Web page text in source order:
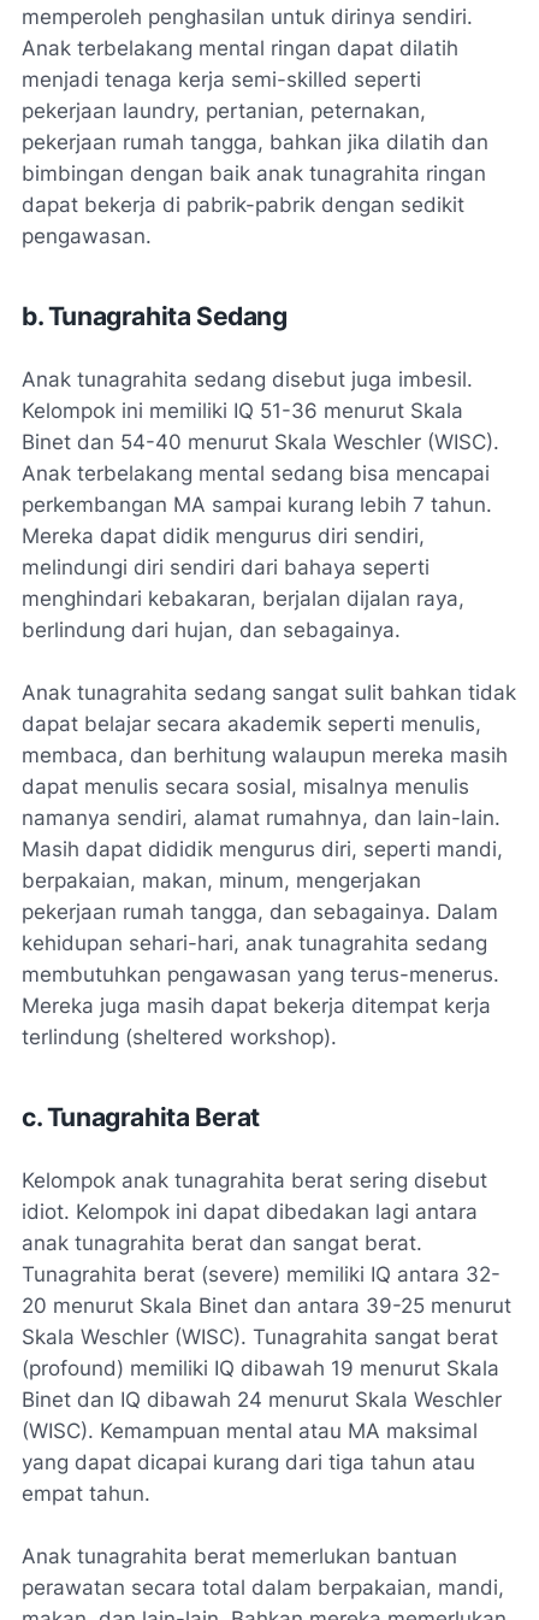
memperoleh penghasilan untuk dirinya sendiri.
Anak terbelakang mental ringan dapat dilatih
menjadi tenaga kerja semi-skilled seperti
pekerjaan laundry, pertanian, peternakan,
pekerjaan rumah tangga, bahkan jika dilatih dan
bimbingan dengan baik anak tunagrahita ringan
dapat bekerja di pabrik-pabrik dengan sedikit
pengawasan.
b. Tunagrahita Sedang
Anak tunagrahita sedang disebut juga imbesil.
Kelompok ini memiliki IQ 51-36 menurut Skala
Binet dan 54-40 menurut Skala Weschler (WISC).
Anak terbelakang mental sedang bisa mencapai
perkembangan MA sampai kurang lebih 7 tahun.
Mereka dapat didik mengurus diri sendiri,
melindungi diri sendiri dari bahaya seperti
menghindari kebakaran, berjalan dijalan raya,
berlindung dari hujan, dan sebagainya.
Anak tunagrahita sedang sangat sulit bahkan tidak
dapat belajar secara akademik seperti menulis,
membaca, dan berhitung walaupun mereka masih
dapat menulis secara sosial, misalnya menulis
namanya sendiri, alamat rumahnya, dan lain-lain.
Masih dapat dididik mengurus diri, seperti mandi,
berpakaian, makan, minum, mengerjakan
pekerjaan rumah tangga, dan sebagainya. Dalam
kehidupan sehari-hari, anak tunagrahita sedang
membutuhkan pengawasan yang terus-menerus.
Mereka juga masih dapat bekerja ditempat kerja
terlindung (sheltered workshop).
c. Tunagrahita Berat
Kelompok anak tunagrahita berat sering disebut
idiot. Kelompok ini dapat dibedakan lagi antara
anak tunagrahita berat dan sangat berat.
Tunagrahita berat (severe) memiliki IQ antara 32-
20 menurut Skala Binet dan antara 39-25 menurut
Skala Weschler (WISC). Tunagrahita sangat berat
(profound) memiliki IQ dibawah 19 menurut Skala
Binet dan IQ dibawah 24 menurut Skala Weschler
(WISC). Kemampuan mental atau MA maksimal
yang dapat dicapai kurang dari tiga tahun atau
empat tahun.
Anak tunagrahita berat memerlukan bantuan
perawatan secara total dalam berpakaian, mandi,